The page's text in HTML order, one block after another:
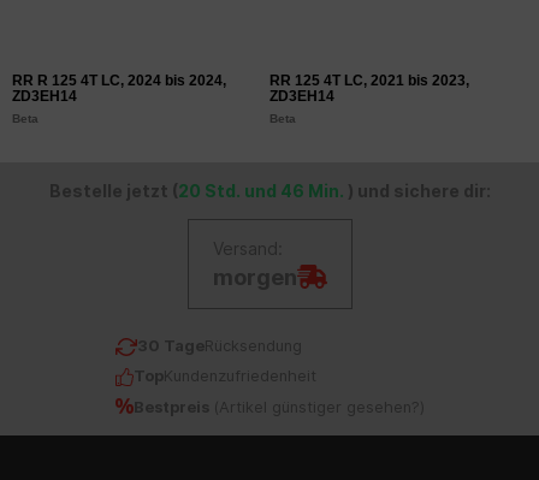
RR R 125 4T LC, 2024 bis 2024,
ZD3EH14
Beta
RR 125 4T LC, 2021 bis 2023,
ZD3EH14
Beta
Bestelle jetzt ( 20 Std. und 46 Min. ) und sichere dir:
Versand:
morgen
30 TageRücksendung
TopKundenzufriedenheit
Bestpreis ( Artikel günstiger gesehen? )